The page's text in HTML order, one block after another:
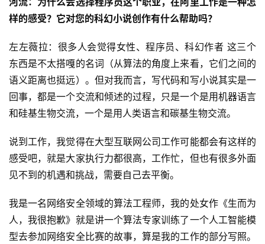
重
科
幻
征
文
投
文
章
幻
资
讯
登录 注册
样的感受？它对您的科幻小说创作有什么帮助吗？
左左薇拉：很多人会觉得女性、程序员、科幻作者 这三个
东西是不太搭嘎的名词（从算法的角度上来看，它们之间的
语义距离也挺远）。但对我而言，写代码和写小说其实是一
回事，都是一个交流和倾述的过程，只是一个是用机器语言
和硅基生物交流，一个是用人类语言和碳基生物交流。
说到工作，我觉得在大型互联网公司工作可能都会有这样的
感受吧，就是大家执行力都很高，工作忙，但也有很多外面
见不到的机遇和挑战，需要自己去平衡。
我是一名网络安全领域的算法工程师，我的处女作《生而为
人，我很抱歉》就是讲一个算法专家训练了一个人工智能模
型去参加网络安全比赛的故事，算是我的工作的部分写照。